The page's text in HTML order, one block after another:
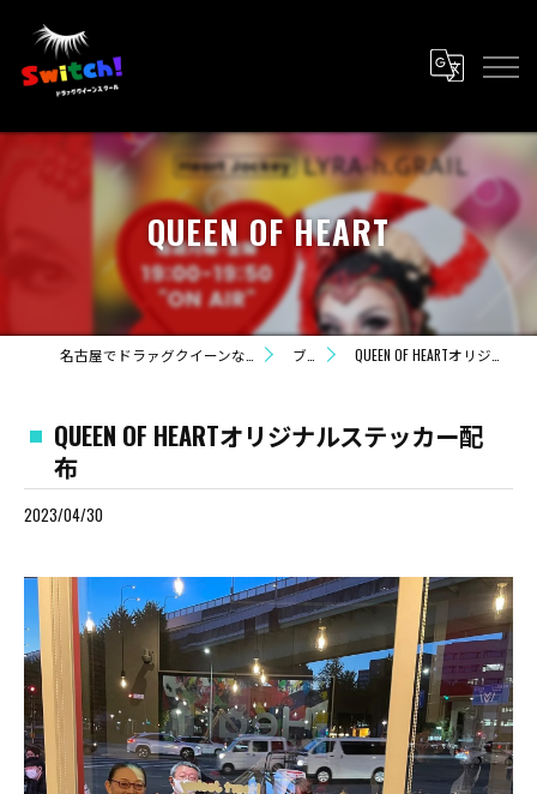
QUEEN OF HEART
ブログ QUEEN OF HEARTオリジナルステッカー配布
QUEEN OF HEARTオリジナルステッカー配
布
2023/04/30